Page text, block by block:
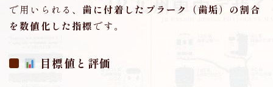
で用いられる、 歯に付着したプラーク（歯垢）の割合
を数値化した指標です。
目標値と評価